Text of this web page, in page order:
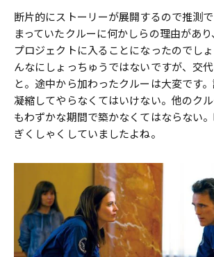
断片的にストーリーが展開するので推測
まっていたクルーに何かしらの理由があ
プロジェクトに入ることになったのでし
んなにしょっちゅうではないですが、交
と。途中から加わったクルーは大変です
凝縮してやらなくてはいけない。他のク
もわずかな期間で築かなくてはならない
ぎくしゃくしていましたよね。